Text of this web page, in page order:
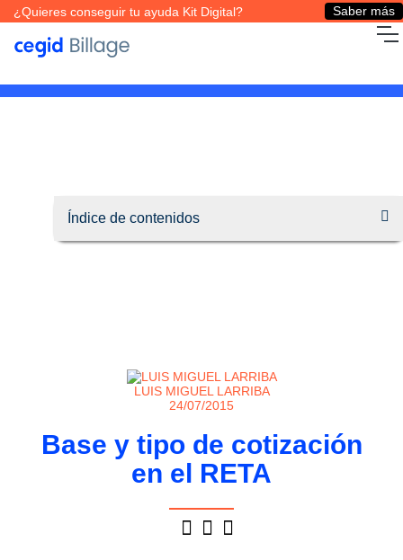
¿Quieres conseguir tu ayuda Kit Digital? Saber más
LUIS MIGUEL LARRIBA
24/07/2015
Base y tipo de cotización
en el RETA